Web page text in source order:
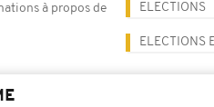
à propos de ELECTIONS
ELECTIONS